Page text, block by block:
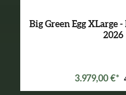
Big Green Egg XLarge
2026
3.979,00 €*